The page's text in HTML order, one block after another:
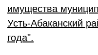
имущества
Усть-Абаканский
года".